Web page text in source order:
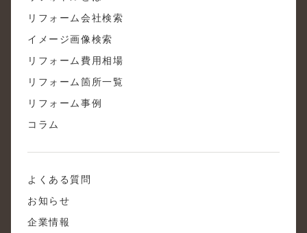
リフォーム会社検索
イメージ画像検索
リフォーム費用相場
リフォーム箇所一覧
リフォーム事例
コラム
よくある質問
お知らせ
企業情報